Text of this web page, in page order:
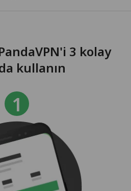
3 kolay
kullanın